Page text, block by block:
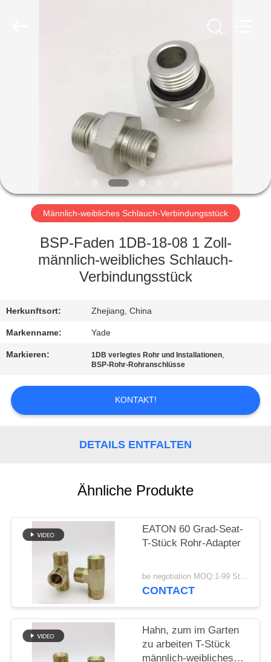
FABRIK-
AUSFLUG
QUALITÄTSKONTROLLE
SIE
MIT
UNS
VERBINDUNG
SITEMAP
PRIVACY
POLICY
Männlich-weibliches Schlauch-Verbindungsstück
BSP-Faden 1DB-18-08 1 Zoll-
männlich-weibliches Schlauch-
Verbindungsstück
Herkunftsort: Zhejiang, China
Markenname: Yade
Markieren: 1DB verlegtes Rohr und Installationen,
BSP-Rohr-Rohranschlüsse
KONTAKT!
DETAILS ENTFALTEN
Ähnliche Produkte
EATON 60 Grad-Seat-
T-Stück Rohr-Adapter
be negotiation MOQ:1-99 Stücke
CONTACT
Hahn, zum im Garten
zu arbeiten T-Stück
männlich-weibliches